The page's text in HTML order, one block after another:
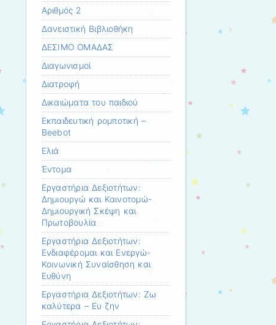
Αριθμός 2
Δανειστική Βιβλιοθήκη
ΔΕΣΙΜΟ ΟΜΑΔΑΣ
Διαγωνισμοί
Διατροφή
Δικαιώματα του παιδιού
Εκπαιδευτική ρομποτική –
Beebot
Ελιά
Έντομα
Εργαστήρια Δεξιοτήτων:
Δημιουργώ και Καινοτομώ-
Δημιουργική Σκέψη και
Πρωτοβουλία
Εργαστήρια Δεξιοτήτων:
Ενδιαφέρομαι και Ενεργώ-
Κοινωνική Συναίσθηση και
Ευθύνη
Εργαστήρια Δεξιοτήτων: Ζω
καλύτερα – Ευ ζην